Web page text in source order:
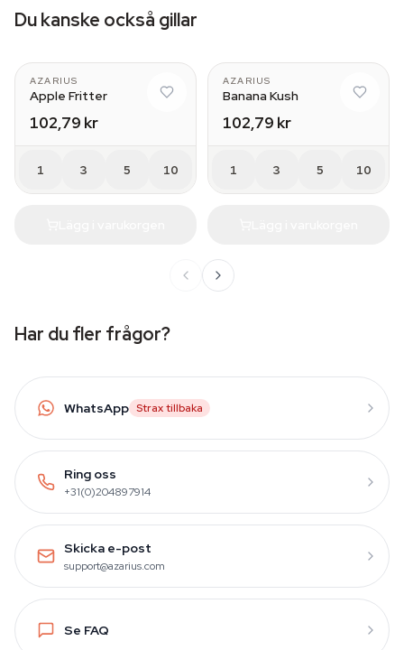
Du kanske också gillar
AZARIUS
Apple Fritter
102,79 kr
1 3 5 10
AZARIUS
Banana Kush
102,79 kr
1 3 5 10
Har du fler frågor?
WhatsApp Strax tillbaka
Ring oss
+31(0)204897914
Skicka e-post
support@azarius.com
Se FAQ